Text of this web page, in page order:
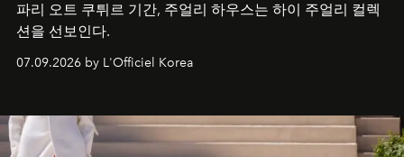
파리 오트 쿠튀르 기간, 주얼리 하우스는 하이 주얼리 컬렉
션을 선보인다.
07.09.2026 by L'Officiel Korea